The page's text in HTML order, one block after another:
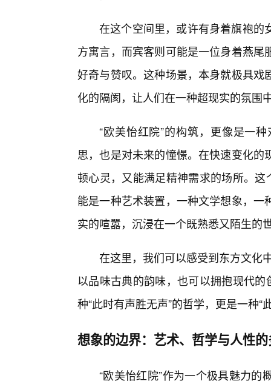
在这个空间里，或许有身着旗袍的
方寓言，而宾客则可能是一位身着燕
好奇与赞叹。这种场景，本身就极具
化的隔阂，让人们在一种超现实的氛围
“欧美怡红院”的构筑，更像是一
思，也是对未来的憧憬。在快速变化
顿心灵，又能满足精神需求的场所。
能是一种艺术装置，一种文学想象，
实的喧嚣，沉浸在一个既熟悉又陌生的
在这里，我们可以感受到东方文化
以品味古典的韵味，也可以拥抱现代
种“此时有声胜无声”的哲学，更是一种“
想象的边界：艺术、哲学与人性
“欧美怡红院”作为一个极具魅力